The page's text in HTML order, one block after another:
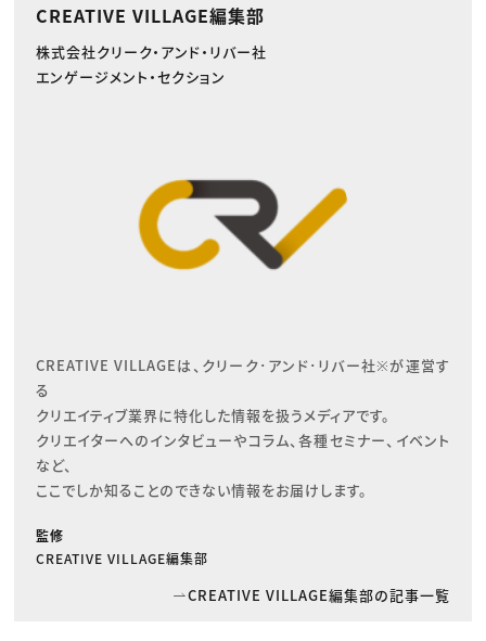
CREATIVE VILLAGE編集部
株式会社クリーク・アンド・リバー社
エンゲージメント・セクション
CREATIVE VILLAGEは、クリーク･アンド･リバー社※が運営す
る
クリエイティブ業界に特化した情報を扱うメディアです。
クリエイターへのインタビューやコラム、各種セミナー、イベント
など、
ここでしか知ることのできない情報をお届けします。
監修
CREATIVE VILLAGE編集部
CREATIVE VILLAGE編集部の記事一覧